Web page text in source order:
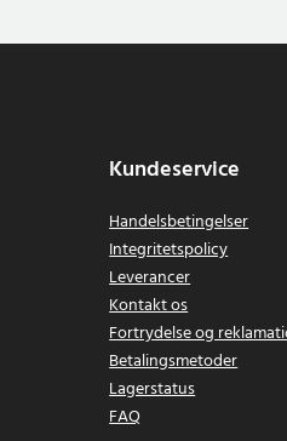
Kundeservice
Handelsbetingelser
Integritetspolicy
Leverancer
Kontakt os
Fortrydelse og
Betalingsmetoder
Lagerstatus
FAQ